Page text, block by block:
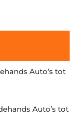
Auto’s tot
Auto’s tot